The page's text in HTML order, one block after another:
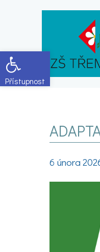
Open toolbar
6 února